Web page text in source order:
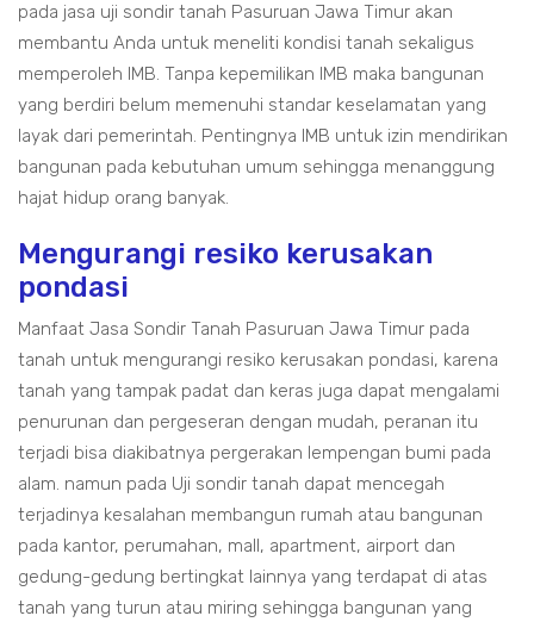
pada jasa uji sondir tanah Pasuruan Jawa Timur akan
membantu Anda untuk meneliti kondisi tanah sekaligus
memperoleh IMB. Tanpa kepemilikan IMB maka bangunan
yang berdiri belum memenuhi standar keselamatan yang
layak dari pemerintah. Pentingnya IMB untuk izin mendirikan
bangunan pada kebutuhan umum sehingga menanggung
hajat hidup orang banyak.
Mengurangi resiko kerusakan
pondasi
Manfaat Jasa Sondir Tanah Pasuruan Jawa Timur pada
tanah untuk mengurangi resiko kerusakan pondasi, karena
tanah yang tampak padat dan keras juga dapat mengalami
penurunan dan pergeseran dengan mudah, peranan itu
terjadi bisa diakibatnya pergerakan lempengan bumi pada
alam. namun pada Uji sondir tanah dapat mencegah
terjadinya kesalahan membangun rumah atau bangunan
pada kantor, perumahan, mall, apartment, airport dan
gedung-gedung bertingkat lainnya yang terdapat di atas
tanah yang turun atau miring sehingga bangunan yang